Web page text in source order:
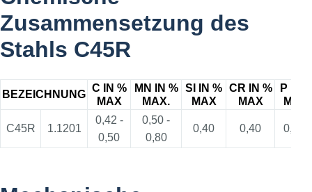
Zusammensetzung des
Stahls C45R
BEZEICHNUNG
C IN %
MAX
MN IN %
MAX.
SI IN %
MAX
CR IN %
MAX
P IN
MAX.
C45R 1.1201
0,42 -
0,50
0,50 -
0,80
0,40 0,40 0,035